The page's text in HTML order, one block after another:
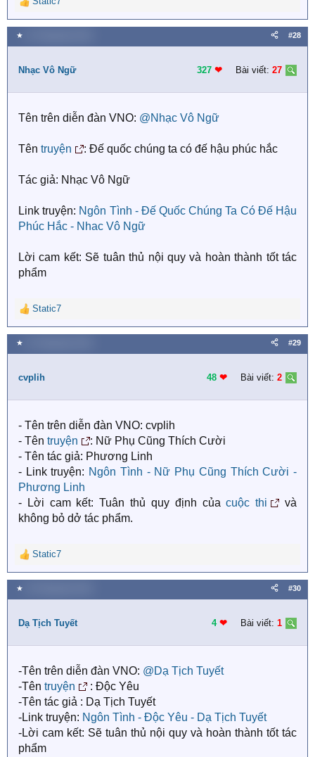
R
e
a
c
i
n
★ #28
Nhạc Vô Ngữ 327 ❤︎ Bài viết: 27
Tên trên diễn đàn VNO: @Nhạc Vô Ngữ
Tên truyện : Đế quốc chúng ta có đế hậu phúc hắc
Tác giả: Nhạc Vô Ngữ
Link truyện: Ngôn Tình - Đế Quốc Chúng Ta Có Đế Hậu
Phúc Hắc - Nhac Vô Ngữ
Lời cam kết: Sẽ tuân thủ nội quy và hoàn thành tốt tác
phẩm
R
e
a
c
i
n
:
Static7
★ #29
cvplih 48 ❤︎ Bài viết: 2
- Tên trên diễn đàn VNO: cvplih
- Tên truyện
: Nữ Phụ Cũng Thích Cười
- Tên tác giả: Phương Linh
- Link truyện: Ngôn Tình - Nữ Phụ Cũng Thích Cười -
Phương Linh
- Lời cam kết: Tuân thủ quy định củacuộc thi
và
không bỏ dở tác phẩm.
R
e
a
c
i
n
:
Static7
★ #30
Dạ Tịch Tuyết 4 ❤︎ Bài viết: 1
-Tên trên diễn đàn VNO: @Dạ Tịch Tuyết
-Tên truyện
: Độc Yêu
-Tên tác giả : Dạ Tịch Tuyết
-Link truyện: Ngôn Tình - Độc Yêu - Dạ Tịch Tuyết
-Lời cam kết: Sẽ tuân thủ nội quy và hoàn thành tốt tác
phẩm